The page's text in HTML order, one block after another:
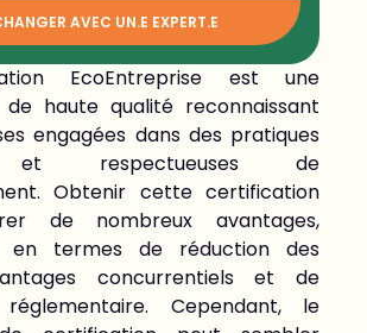
AVEC UN.E EXPERT.E
EcoEntreprise est une
haute qualité reconnaissant
engagées dans des pratiques
et respectueuses de
Obtenir cette certification
de nombreux avantages,
en termes de réduction des
concurrentiels et de
Cependant, le